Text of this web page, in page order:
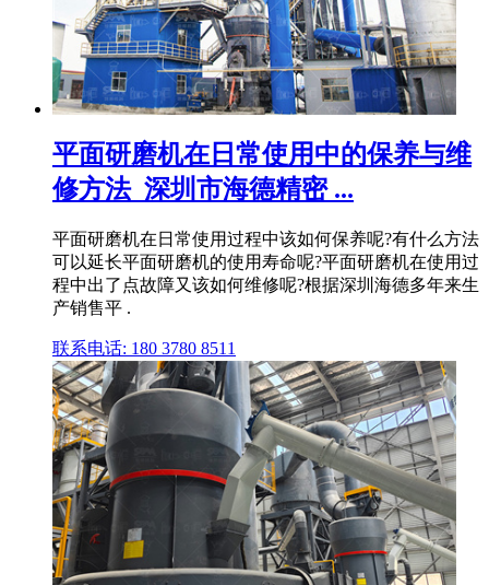
平面研磨机在日常使用中的保养与维
修方法_深圳市海德精密 ...
平面研磨机在日常使用过程中该如何保养呢?有什么方法
可以延长平面研磨机的使用寿命呢?平面研磨机在使用过
程中出了点故障又该如何维修呢?根据深圳海德多年来生
产销售平 .
联系电话: 180 3780 8511